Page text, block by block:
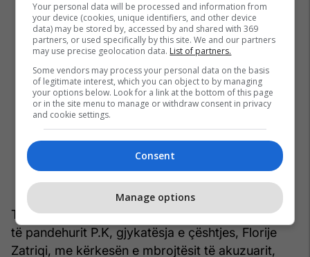
Tutje, në rigjykim, pas veçimit të procedurës ndaj
të pandehurit P.K, gjykatësja e çështjes, Florije
Zatriqi, me kërkesën e mbrojtësit të akuzuarit,
Your personal data will be processed and information from
your device (cookies, unique identifiers, and other device
data) may be stored by, accessed by and shared with 369
partners, or used specifically by this site. We and our partners
may use precise geolocation data. List of partners.
Some vendors may process your personal data on the basis
of legitimate interest, which you can object to by managing
your options below. Look for a link at the bottom of this page
or in the site menu to manage or withdraw consent in privacy
and cookie settings.
Consent
Manage options